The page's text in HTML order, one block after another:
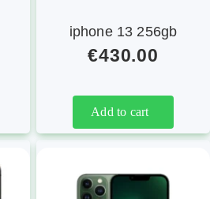
iphone 13 256gb
€430.00
Add to cart